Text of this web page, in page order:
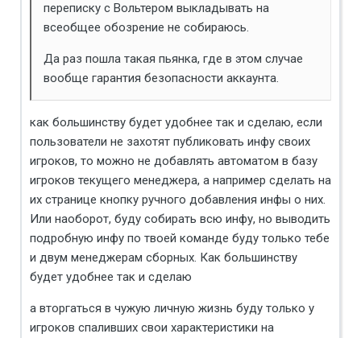
переписку с Вольтером выкладывать на
всеобщее обозрение не собираюсь.
Да раз пошла такая пьянка, где в этом случае
вообще гарантия безопасности аккаунта.
как большинству будет удобнее так и сделаю, если
пользователи не захотят публиковать инфу своих
игроков, то можно не добавлять автоматом в базу
игроков текущего менеджера, а например сделать на
их странице кнопку ручного добавления инфы о них.
Или наоборот, буду собирать всю инфу, но выводить
подробную инфу по твоей команде буду только тебе
и двум менеджерам сборных. Как большинству
будет удобнее так и сделаю
а вторгаться в чужую личную жизнь буду только у
игроков спаливших свои характеристики на